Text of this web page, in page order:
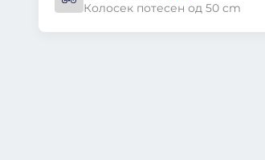
Колосек потесен од 50 cm